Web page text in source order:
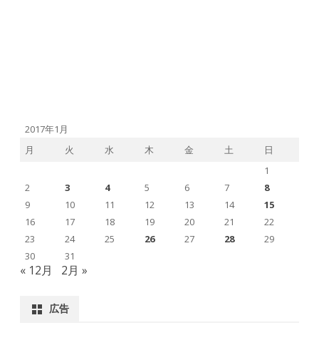
2017年1月
月
火 水 木 金 土
日
1
2
3 4 5 6 7
8
9
10 11 12 13 14
15
16
17 18 19 20 21
22
23
24 25 26 27 28
29
30
31
« 12月 2月 »
広告